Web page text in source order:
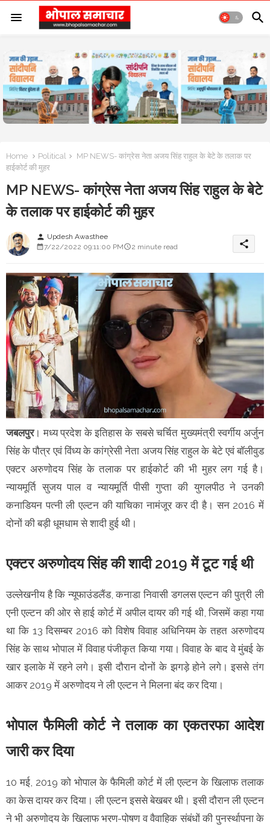
Home Political
MP NEWS- कांग्रेस नेता अजय सिंह राहुल के बेटे के तलाक पर
हाईकोर्ट की मुहर
MP NEWS- कांग्रेस नेता अजय सिंह राहुल के बेटे
के तलाक पर हाईकोर्ट की मुहर
person Updesh Awasthee
7/22/2022 09:11:00 PM
2 minute read share
जबलपुर। मध्य प्रदेश के इतिहास के सबसे चर्चित मुख्यमंत्री स्वर्गीय अर्जुन
सिंह के पौत्र एवं विंध्य के कांग्रेसी नेता अजय सिंह राहुल के बेटे एवं बॉलीवुड
एक्टर अरुणोदय सिंह के तलाक पर हाईकोर्ट की भी मुहर लग गई है।
न्यायमूर्ति सुजय पाल व न्यायमूर्ति पीसी गुप्ता की युगलपीठ ने उनकी
कनाडियन पत्नी ली एल्टन की याचिका नामंजूर कर दी है। सन 2016 में
दोनों की बड़ी धूमधाम से शादी हुई थी।
एक्टर अरुणोदय सिंह की शादी 2019 में टूट गई थी
उल्लेखनीय है कि न्यूफाउंडलैंड, कनाडा निवासी डगलस एल्टन की पुत्री ली
एनी एल्टन की ओर से हाई कोर्ट में अपील दायर की गई थी, जिसमें कहा गया
था कि 13 दिसम्बर 2016 को विशेष विवाह अधिनियम के तहत अरुणोदय
सिंह के साथ भोपाल में विवाह पंजीकृत किया गया। विवाह के बाद वे मुंबई के
खार इलाके में रहने लगे। इसी दौरान दोनों के झगड़े होने लगे। इससे तंग
आकर 2019 में अरुणोदय ने ली एल्टन ने मिलना बंद कर दिया।
भोपाल फैमिली कोर्ट ने तलाक का एकतरफा आदेश
जारी कर दिया
10 मई, 2019 को भोपाल के फैमिली कोर्ट में ली एल्टन के खिलाफ तलाक
का केस दायर कर दिया। ली एल्टन इससे बेखबर थी। इसी दौरान ली एल्टन
ने भी अरुणोदय के खिलाफ भरण-पोषण व वैवाहिक संबंधों की पुनर्स्थापना के